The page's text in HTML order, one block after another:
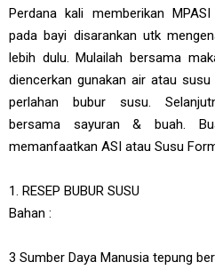
Perdana kali memberikan
pada bayi disarankan utk
lebih dulu. Mulailah bersama
diencerkan gunakan air atau
perlahan bubur susu.
bersama sayuran & buah.
memanfaatkan ASI atau Susu
1. RESEP BUBUR SUSU
Bahan :
3 Sumber Daya Manusia tepung